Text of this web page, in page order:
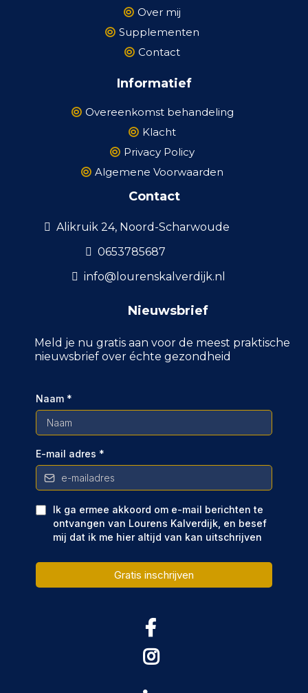
Over mij
Supplementen
Contact
Informatief
Overeenkomst behandeling
Klacht
Privacy Policy
Algemene Voorwaarden
Contact
Alikruik 24, Noord-Scharwoude
0653785687
info@lourenskalverdijk.nl
Nieuwsbrief
Meld je nu gratis aan voor de meest praktische
nieuwsbrief over échte gezondheid
Naam *
E-mail adres *
Ik ga ermee akkoord om e-mail berichten te
ontvangen van Lourens Kalverdijk, en besef
mij dat ik me hier altijd van kan uitschrijven
Gratis inschrijven